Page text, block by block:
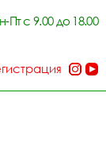
Пт с 9.00 до 18.00